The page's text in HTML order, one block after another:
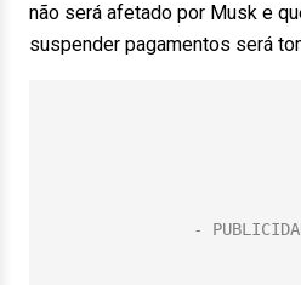
não será afetado por Musk e
suspender pagamentos será